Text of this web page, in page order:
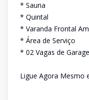
* Sauna
* Quintal
* Varanda Frontal
* Área de Serviço
* 02 Vagas de
Ligue Agora Mesmo